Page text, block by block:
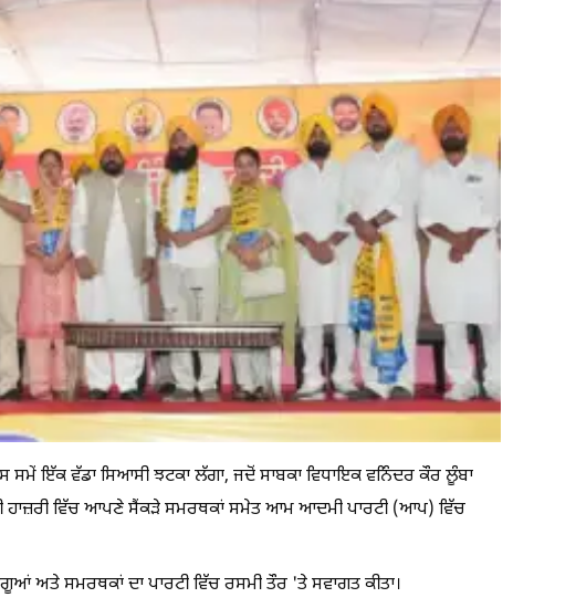
ਸਮੇਂ ਇੱਕ ਵੱਡਾ ਸਿਆਸੀ ਝਟਕਾ ਲੱਗਾ, ਜਦੋਂ ਸਾਬਕਾ ਵਿਧਾਇਕ ਵਨਿੰਦਰ ਕੌਰ ਲੂੰਬਾ
ਹਾਜ਼ਰੀ ਵਿੱਚ ਆਪਣੇ ਸੈਂਕੜੇ ਸਮਰਥਕਾਂ ਸਮੇਤ ਆਮ ਆਦਮੀ ਪਾਰਟੀ (ਆਪ) ਵਿੱਚ
ਅਤੇ ਸਮਰਥਕਾਂ ਦਾ ਪਾਰਟੀ ਵਿੱਚ ਰਸਮੀ ਤੌਰ 'ਤੇ ਸਵਾਗਤ ਕੀਤਾ।